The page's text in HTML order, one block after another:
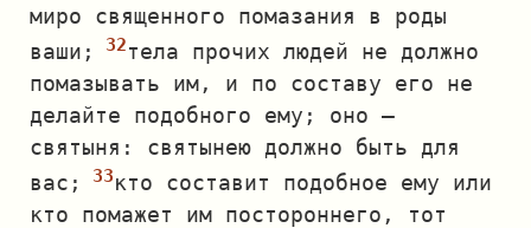
миро священного помазания в роды
ваши;
тела прочих людей не должно
помазывать им, и по составу его не
делайте подобного ему; оно —
святыня: святынею должно быть для
вас;
кто составит подобное ему или
кто помажет им постороннего, тот